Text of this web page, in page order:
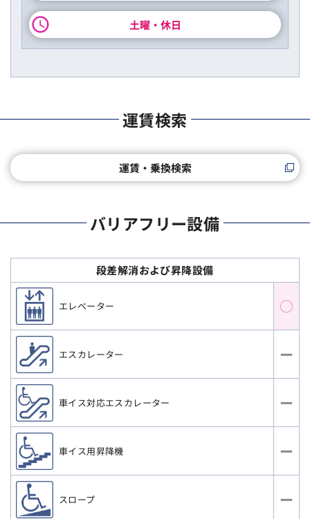
土曜・休日
運賃検索
運賃・乗換検索
バリアフリー設備
段差解消および昇降設備
エレベーター ○
エスカレーター ー
車イス対応エスカレーター ー
車イス用昇降機 ー
スロープ ー